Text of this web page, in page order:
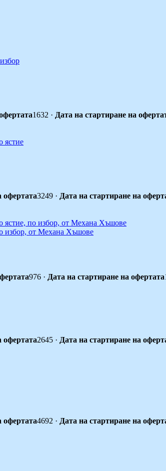
1632 · Дата на стартиране на
офертата3249 · Дата на стартиране на
избор, от Механа Хъшове
976 · Дата на стартиране на офертата
офертата2645 · Дата на стартиране на
офертата4692 · Дата на стартиране на